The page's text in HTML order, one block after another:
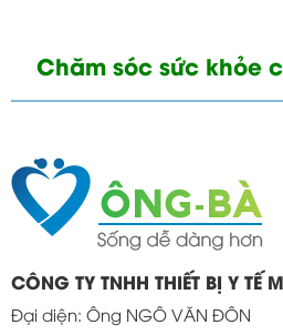
Chăm sóc sức khỏe
CÔNG TY TNHH THIẾT BỊ Y TẾ
Đại diện: Ông NGÔ VĂN ĐÔN